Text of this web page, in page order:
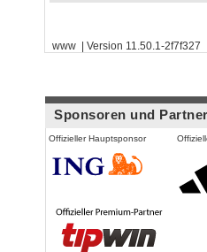
www | Version 11.50.1-2f7f327
Sponsoren und Partner
Offizieller Hauptsponsor